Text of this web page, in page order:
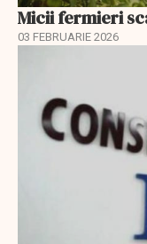
Micii fermieri
03 FEBRUARIE 2026